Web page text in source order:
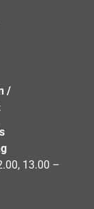
/
13.00 –